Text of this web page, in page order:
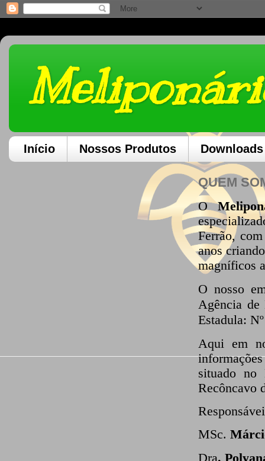
Início Nossos Produtos
QUEM
O
Ferrão,
anos
magníficos
O nosso
Agência de
Estadula:
Aqui em
situado
Recôncavo
MSc.
Dra.